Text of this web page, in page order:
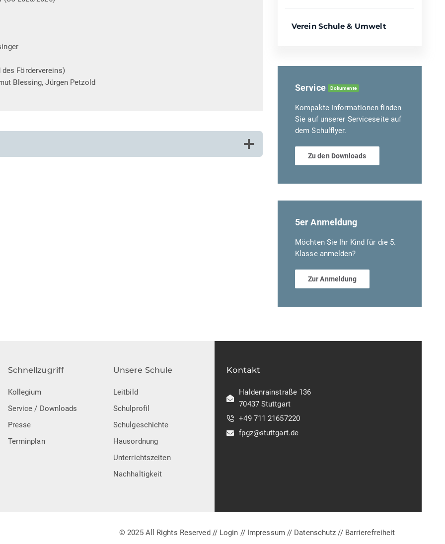
Fördervereins)
Blessing, Jürgen Petzold
Verein Schule & Umwelt
Service Dokumente
Kompakte Informationen finden
Sie auf unserer Serviceseite auf
dem Schulflyer.
Zu den Downloads
5er Anmeldung
Möchten Sie Ihr Kind für die 5.
Klasse anmelden?
Zur Anmeldung
Schnellzugriff
Kollegium
Service / Downloads
Presse
Terminplan
Unsere Schule
Leitbild
Schulprofil
Schulgeschichte
Hausordnung
Unterrichtszeiten
Nachhaltigkeit
Kontakt
Haldenrainstraße 136
70437 Stuttgart
+49 711 21657220
fpgz@stuttgart.de
© 2025 All Rights Reserved // Login // Impressum // Datenschutz // Barrierefreiheit